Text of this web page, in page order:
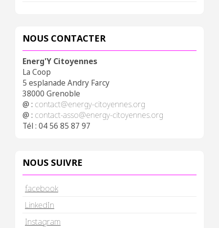
NOUS CONTACTER
Energ'Y Citoyennes
La Coop
5 esplanade Andry Farcy
38000 Grenoble
@ : contact@energy-citoyennes.org
@ : contact-asso@energy-citoyennes.org
Tél : 04 56 85 87 97
NOUS SUIVRE
facebook
LinkedIn
Instagram